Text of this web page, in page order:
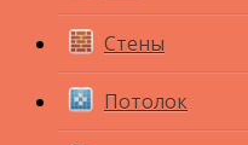
Стены
Потолок